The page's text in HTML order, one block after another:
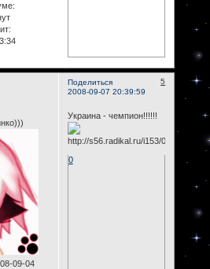
Поделиться
5
2008-09-07 20:39:59
09-04
Украина - чемпион!!!!!!
0